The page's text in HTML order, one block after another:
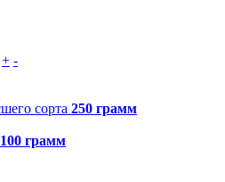
+ -
сорта 250 грамм
100 грамм